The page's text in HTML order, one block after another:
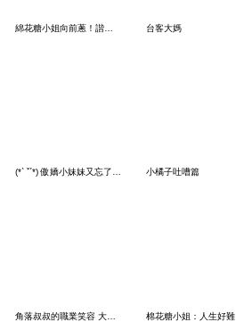
台客大媽
(*ˋ ˇˊ*) 傲嬌小妹妹又忘了帶腦 小橘子吐嘈篇
棉花糖小姐：人生好難